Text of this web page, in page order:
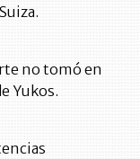
no tomó en
Yukos.